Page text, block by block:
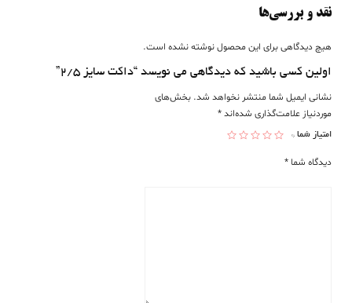
نقد و بررسی‌ها
هیچ دیدگاهی برای این محصول نوشته نشده است.
اولین کسی باشید که دیدگاهی می نویسد “داکت سایز ۲/۵”
نشانی ایمیل شما منتشر نخواهد شد. بخش‌های
موردنیاز علامت‌گذاری شده‌اند*
امتیاز شما *
دیدگاه شما *